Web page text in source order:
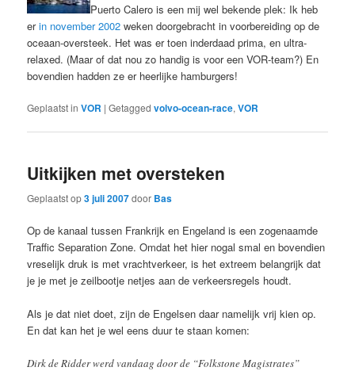
Puerto Calero is een mij wel bekende plek: Ik heb
erin november 2002 weken doorgebracht in voorbereiding op de
oceaan-oversteek. Het was er toen inderdaad prima, en ultra-
relaxed. (Maar of dat nou zo handig is voor een VOR-team?) En
bovendien hadden ze er heerlijke hamburgers!
Geplaatst in VOR |Getagged volvo-ocean-race,VOR
Uitkijken met oversteken
Geplaatst op3 juli 2007door Bas
Op de kanaal tussen Frankrijk en Engeland is een zogenaamde
Traffic Separation Zone. Omdat het hier nogal smal en bovendien
vreselijk druk is met vrachtverkeer, is het extreem belangrijk dat
je je met je zeilbootje netjes aan de verkeersregels houdt.
Als je dat niet doet, zijn de Engelsen daar namelijk vrij kien op.
En dat kan het je wel eens duur te staan komen:
Dirk de Ridder werd vandaag door de “Folkstone Magistrates”